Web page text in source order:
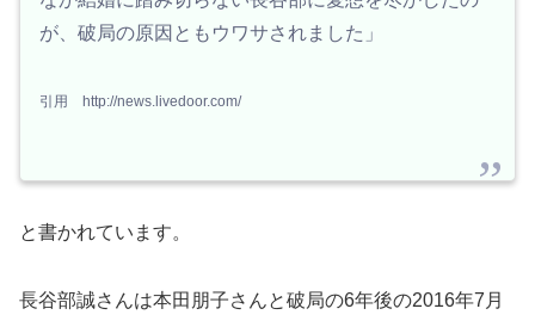
が、破局の原因ともウワサされました」
引用 http://news.livedoor.com/
と書かれています。
長谷部誠さんは本田朋子さんと破局の6年後の2016年7月